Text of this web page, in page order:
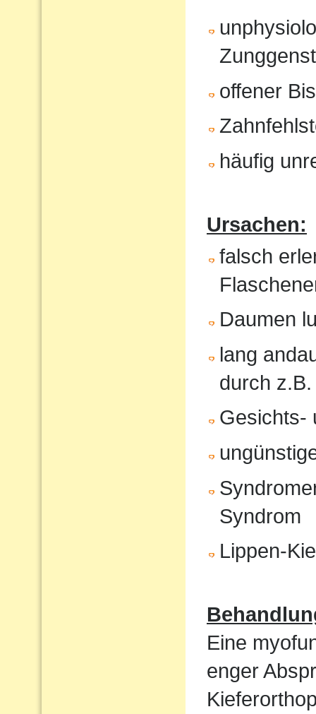
offener
häufig
Ursachen:
falsch
Daumen
lang
durch
Gesichts-
Syndrom
Lippen-
Eine
enger